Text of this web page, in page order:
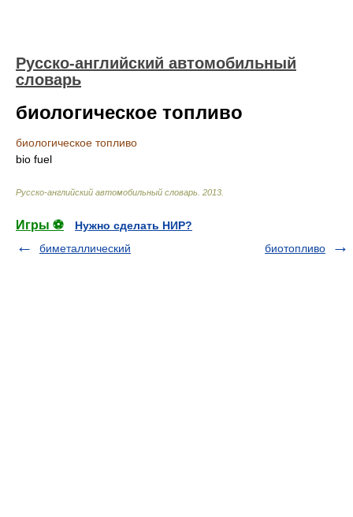
Русско-английский автомобильный
словарь
биологическое топливо
биологическое топливо
bio fuel
Русско-английский автомобильный словарь 2013
Игры ⚽
Нужно сделать НИР?
биметаллический
биотопливо